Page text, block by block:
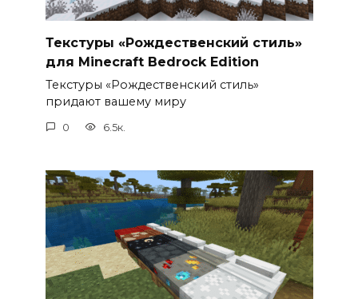
Текстуры «Рождественский стиль»
для Minecraft Bedrock Edition
Текстуры «Рождественский стиль»
придают вашему миру
0 6.5к.